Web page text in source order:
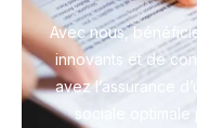
Avec nous,
innovants et de
avez l’assurance
sociale